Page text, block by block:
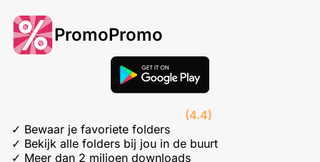
PromoPromo
(4.4)
✓ Bewaar je favoriete folders
✓ Bekijk alle folders bij jou in de buurt
✓ Meer dan 2 miljoen downloads